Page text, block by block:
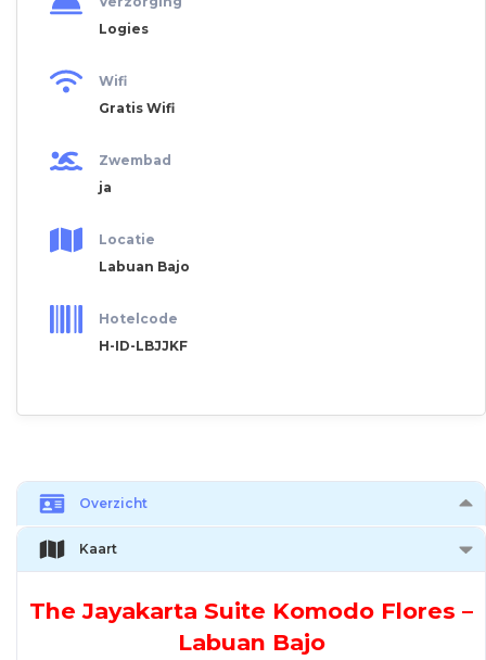
Logies
Wifi
Gratis Wifi
Zwembad
ja
Locatie
Labuan Bajo
Hotelcode
H-ID-LBJJKF
Overzicht
Kaart
The Jayakarta Suite Komodo Flores –
Labuan Bajo